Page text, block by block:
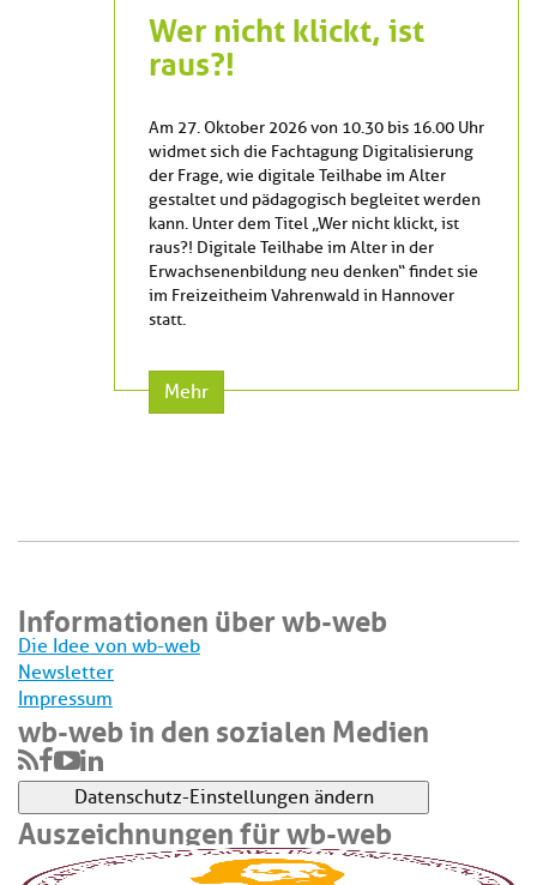
Wer nicht klickt, ist
raus?!
Am 27. Oktober 2026 von 10.30 bis 16.00 Uhr
widmet sich die Fachtagung Digitalisierung
der Frage, wie digitale Teilhabe im Alter
gestaltet und pädagogisch begleitet werden
kann. Unter dem Titel „Wer nicht klickt, ist
raus?! Digitale Teilhabe im Alter in der
Erwachsenenbildung neu denken“ findet sie
im Freizeitheim Vahrenwald in Hannover
statt.
Mehr
Informationen über wb-web
Die Idee von wb-web
Newsletter
Impressum
wb-web in den sozialen Medien
Datenschutz-Einstellungen ändern
Auszeichnungen für wb-web